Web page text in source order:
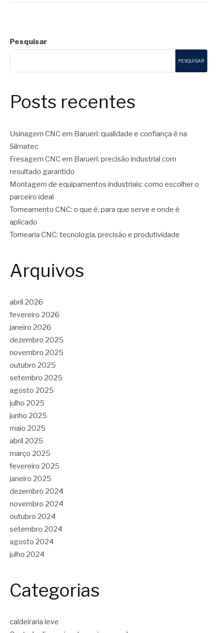
Pesquisar
PESQUISAR
Posts recentes
Usinagem CNC em Barueri: qualidade e confiança é na
Silmatec
Fresagem CNC em Barueri: precisão industrial com
resultado garantido
Montagem de equipamentos industriais: como escolher o
parceiro ideal
Torneamento CNC: o que é, para que serve e onde é
aplicado
Tornearia CNC: tecnologia, precisão e produtividade
Arquivos
abril 2026
fevereiro 2026
janeiro 2026
dezembro 2025
novembro 2025
outubro 2025
setembro 2025
agosto 2025
julho 2025
junho 2025
maio 2025
abril 2025
março 2025
fevereiro 2025
janeiro 2025
dezembro 2024
novembro 2024
outubro 2024
setembro 2024
agosto 2024
julho 2024
Categorias
caldeiraria leve